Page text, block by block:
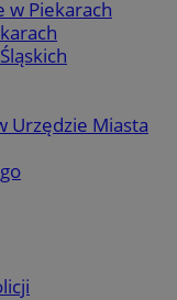
w Piekarach
Urzędzie Miasta